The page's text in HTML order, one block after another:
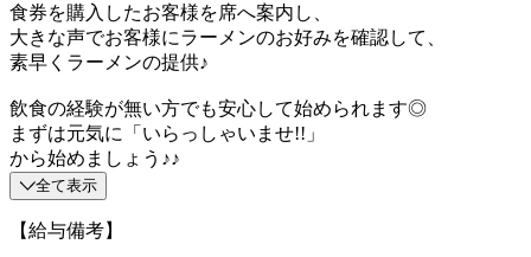
食券を購入したお客様を席へ案内し、
大きな声でお客様にラーメンのお好みを確認して、
素早くラーメンの提供♪
飲食の経験が無い方でも安心して始められます◎
まずは元気に「いらっしゃいませ!!」
から始めましょう♪♪
全て表示
【給与備考】